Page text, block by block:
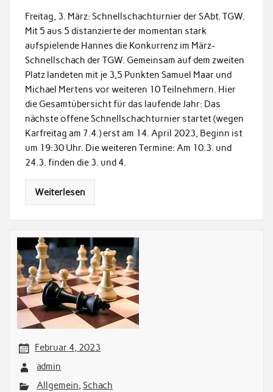
Freitag, 3. März: Schnellschachturnier der SAbt. TGW.
Mit 5 aus 5 distanzierte der momentan stark
aufspielende Hannes die Konkurrenz im März-
Schnellschach der TGW. Gemeinsam auf dem zweiten
Platz landeten mit je 3,5 Punkten Samuel Maar und
Michael Mertens vor weiteren 10 Teilnehmern. Hier
die Gesamtübersicht für das laufende Jahr: Das
nächste offene Schnellschachturnier startet (wegen
Karfreitag am 7.4.) erst am 14. April 2023, Beginn ist
um 19:30 Uhr. Die weiteren Termine: Am 10.3. und
24.3. finden die 3. und 4.
Weiterlesen
Februar 4, 2023
admin
Allgemein,Schach